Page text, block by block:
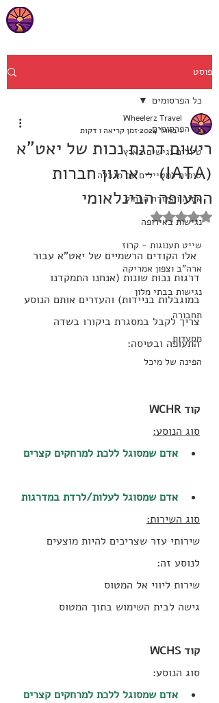
פוסט
כל הפרסומים
טיולים נגישים בארץ
טיפים למטיילים עם מגבלה
אסיה והמזרח הרחוק
נגישות באירופה
שייט תענוגות - קרוז
ארה"ב וצפון אמריקה
נגישות בבתי מלון
תחבורה
מסעדות
הפינה של מיכל
כל הפרסומים
רישום דרגת נכות של יאט"א
(IATA) - ארגון חברות
התעופה הבינלאומי
Wheelerz Travel
1 באוג׳ 2024
זמן קריאה 1 דקות
דירוג של NaN מתוך 5 כוכבים
אלו הקודים הרשמיים של יאט"א עבור
דרגות נכות שונות (אנחנו התמקדנו
במוגבלות בניידות) והעזרים אותם הנוסע
צריך לקבל במסגרת ביקורו בשדה
התעופה ובטיסה:
קוד WCHR
סוג הנוסע:
אדם שמסוגל ללכת למרחקים קצרים
אדם שמסוגל לעלות/לרדת במדרגות
סוג השירות:
שירותי עזר שצריכים להיות מוצעים
לנוסע זה:
‍שירות ליווי אל המטוס
גישה לבית השימוש בתוך המטוס
קוד WCHS
סוג הנוסע:
אדם שמסוגל ללכת למרחקים קצרים